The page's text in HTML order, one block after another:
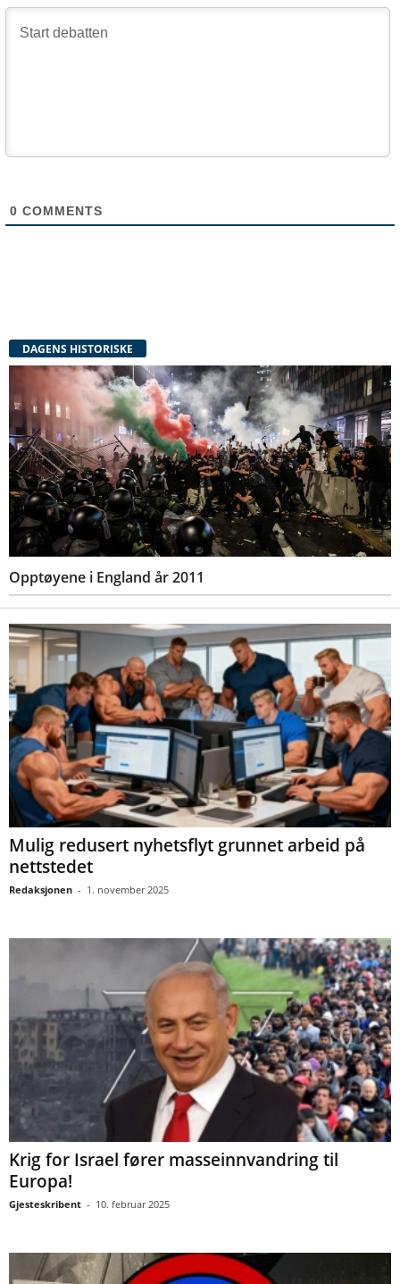
0 COMMENTS
DAGENS HISTORISKE
Opptøyene i England år 2011
Mulig redusert nyhetsflyt grunnet arbeid på
nettstedet
Redaksjonen - 1. november 2025
Krig for Israel fører masseinnvandring til
Europa!
Gjesteskribent - 10. februar 2025